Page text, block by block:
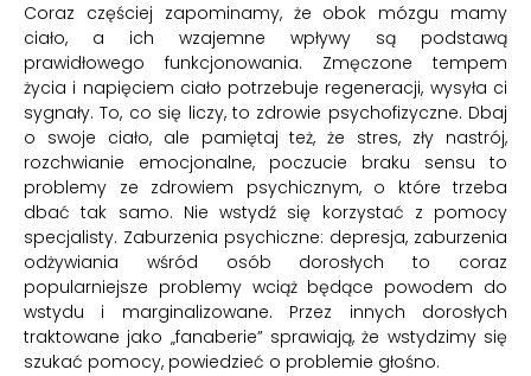
Coraz częściej zapominamy, że obok mózgu mamy
ciało, a ich wzajemne wpływy są podstawą
prawidłowego funkcjonowania. Zmęczone tempem
życia i napięciem ciało potrzebuje regeneracji, wysyła ci
sygnały. To, co się liczy, to zdrowie psychofizyczne. Dbaj
o swoje ciało, ale pamiętaj też, że stres, zły nastrój,
rozchwianie emocjonalne, poczucie braku sensu to
problemy ze zdrowiem psychicznym, o które trzeba
dbać tak samo. Nie wstydź się korzystać z pomocy
specjalisty. Zaburzenia psychiczne: depresja, zaburzenia
odżywiania wśród osób dorosłych to coraz
popularniejsze problemy wciąż będące powodem do
wstydu i marginalizowane. Przez innych dorosłych
traktowane jako „fanaberie” sprawiają, że wstydzimy się
szukać pomocy, powiedzieć o problemie głośno.